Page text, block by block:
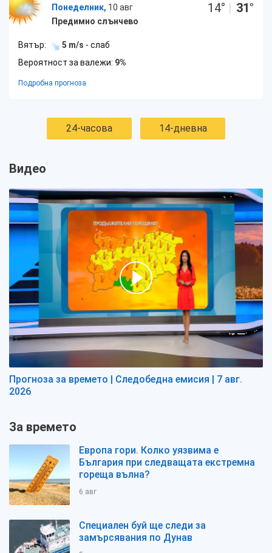
Понеделник, 10 авг
Предимно слънчево
14° | 31°
Вятър: 5 m/s - слаб
Вероятност за валежи: 9%
Подробна прогноза
24-часова 14-дневна
Видео
Прогноза за времето | Следобедна емисия | 7 авг.
2026
За времето
Европа гори. Колко уязвима е
България при следващата екстремна
гореща вълна?
6 авг
Специален буй ще следи за
замърсявания по Дунав